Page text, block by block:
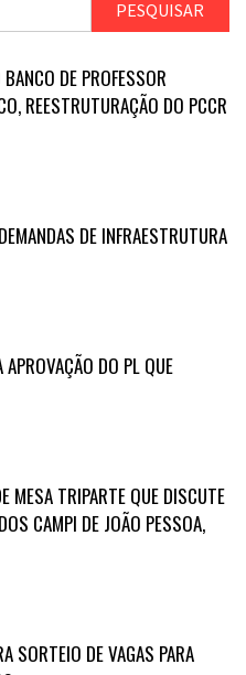
DE PROFESSOR
REESTRUTURAÇÃO DO PCCR
DE INFRAESTRUTURA
APROVAÇÃO DO PL QUE
MESA TRIPARTE QUE DISCUTE
CAMPI DE JOÃO PESSOA,
SORTEIO DE VAGAS PARA